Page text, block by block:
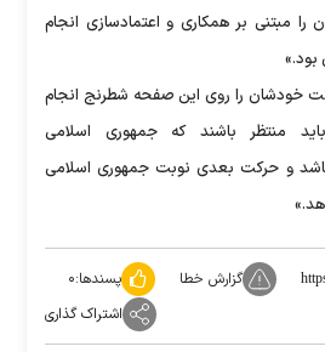
مبتنی بر همكاری و اعتمادسازی انجام
بود.»
خودشان را روی اين صفحه شطرنج انجام
منتظر باشند كه جمهوری اسلامی
و حركت بعدی نوبت جمهوری اسلامی
گزارش خطا پسندها:۰
اشتراک گذاری